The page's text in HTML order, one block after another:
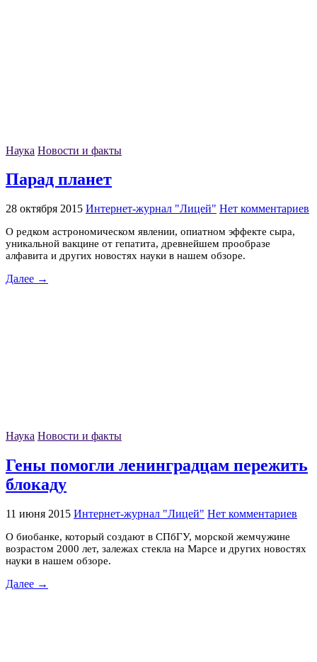
Наука Новости и факты
Парад планет
28 октября 2015 Интернет-журнал "Лицей" Нет комментариев
О редком астрономическом явлении, опиатном эффекте сыра,
уникальной вакцине от гепатита, древнейшем прообразе
алфавита и других новостях науки в нашем обзоре.
Далее →
Наука Новости и факты
Гены помогли ленинградцам пережить
блокаду
11 июня 2015 Интернет-журнал "Лицей" Нет комментариев
О биобанке, который создают в СПбГУ, морской жемчужине
возрастом 2000 лет, залежах стекла на Марсе и других новостях
науки в нашем обзоре.
Далее →